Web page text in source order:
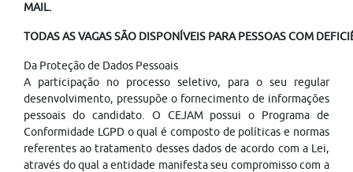
MAIL.
TODAS AS VAGAS SÃO DISPONÍVEIS PARA PESSOAS COM
Da Proteção de Dados Pessoais
A participação no processo seletivo, para o seu regular
desenvolvimento, pressupõe o fornecimento de informações
pessoais do candidato. O CEJAM possui o Programa de
Conformidade LGPD o qual é composto de políticas e normas
referentes ao tratamento desses dados de acordo com a Lei,
através do qual a entidade manifesta seu compromisso com a